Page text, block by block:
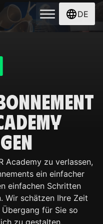
DE
Academy zu verlassen,
ein einfacher
einfachen Schritten
Wir schätzen Ihre Zeit
für Sie so
zu gestalten.